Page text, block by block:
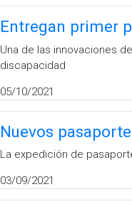
Entregan primer
Una de las innovaciones
discapacidad
05/10/2021
Nuevos
La expedición de
03/09/2021